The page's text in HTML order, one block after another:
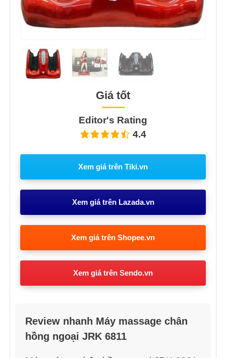
Giá tốt
Editor's Rating
4.4
Xem giá trên Tiki.vn
Xem giá trên Lazada.vn
Xem giá trên Shopee.vn
Xem giá trên Sendo.vn
Review nhanh Máy massage chân
hồng ngoại JRK 6811